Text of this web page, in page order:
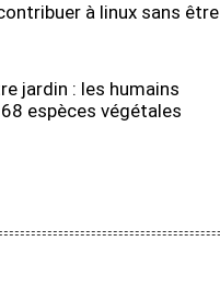
à linux sans être
jardin : les humains
espèces végétales